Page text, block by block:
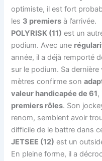
optimiste, il est fort
les 3 premiers à l’arrivée.
POLYRISK (11) est un
podium. Avec une
année, il a déjà remporté
sur le podium. Sa
mètres confirme son
valeur handicapée de 61,
premiers rôles. Son
renom, semblent avoir
difficile de le battre dans
JETSEE (12) est un
En pleine forme, il a